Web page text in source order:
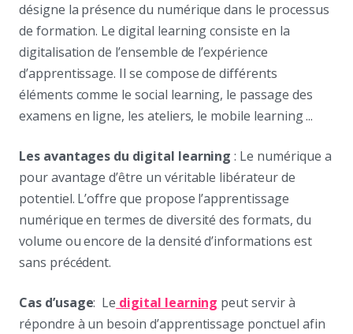
désigne la présence du numérique dans le processus
de formation. Le digital learning consiste en la
digitalisation de l’ensemble de l’expérience
d’apprentissage. Il se compose de différents
éléments comme le social learning, le passage des
examens en ligne, les ateliers, le mobile learning ...
Les avantages du digital learning: Le numérique a
pour avantage d’être un véritable libérateur de
potentiel. L’offre que propose l’apprentissage
numérique en termes de diversité des formats, du
volume ou encore de la densité d’informations est
sans précédent.
Cas d’usage: Le digital learning peut servir à
répondre à un besoin d’apprentissage ponctuel afin